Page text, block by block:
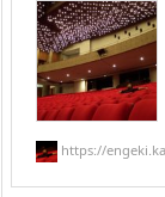
https://